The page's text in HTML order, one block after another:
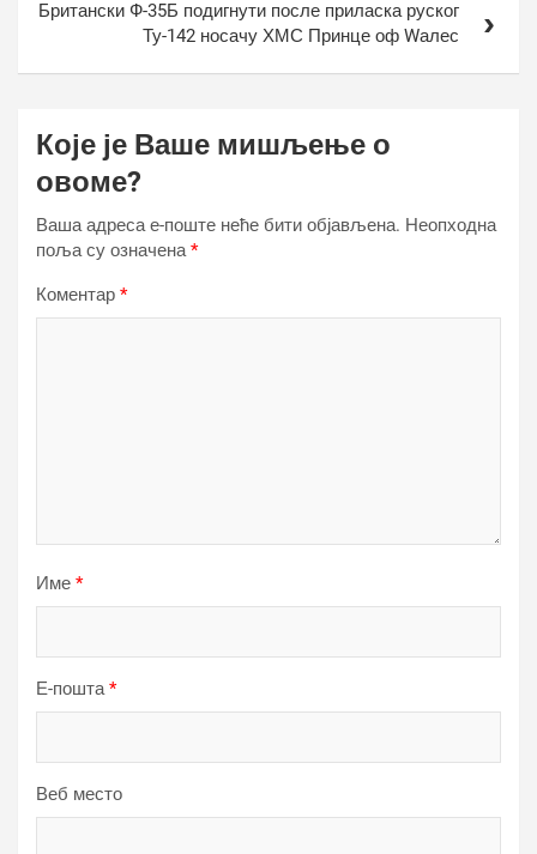
Британски Ф-35Б подигнути после приласка руског
Ту-142 носачу ХМС Принце оф Wалес
Које је Ваше мишљење о
овоме?
Ваша адреса е-поште неће бити објављена. Неопходна
поља су означена*
Коментар *
Име *
Е-пошта*
Веб место